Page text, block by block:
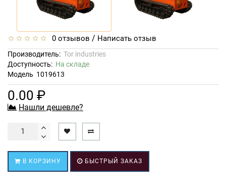
0 отзывов / Написать отзыв
Производитель: Tor industries
Доступность: На складе
Модель 1019613
0.00 ₽
Нашли дешевле?
В КОРЗИНУ БЫСТРЫЙ ЗАКАЗ